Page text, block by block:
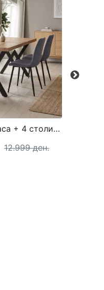
Сет Трпезариска маса + 4 столици ЛУКСОРА
12.999 ден.